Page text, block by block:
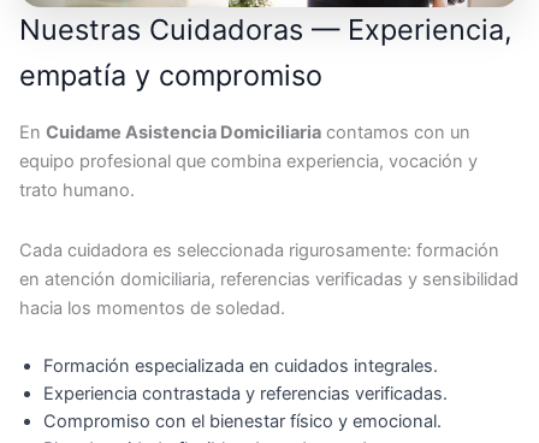
Nuestras Cuidadoras — Experiencia,
empatía y compromiso
En Cuidame Asistencia Domiciliaria contamos con un
equipo profesional que combina experiencia, vocación y
trato humano.
Cada cuidadora es seleccionada rigurosamente: formación
en atención domiciliaria, referencias verificadas y sensibilidad
hacia los momentos de soledad.
Formación especializada en cuidados integrales.
Experiencia contrastada y referencias verificadas.
Compromiso con el bienestar físico y emocional.